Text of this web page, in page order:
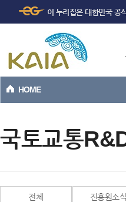
본문바로가기
이 누리집은 대한민국 공
HOME
국토교통
전체 진흥원소식